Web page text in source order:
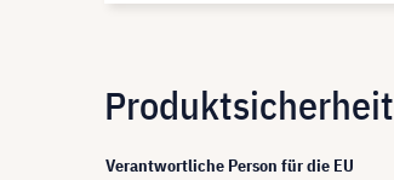
Produktsicherheit
Verantwortliche Person für die EU